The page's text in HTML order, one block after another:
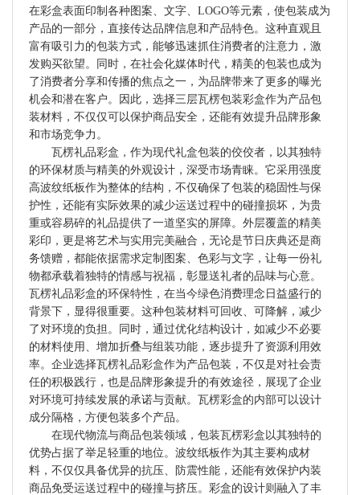
在彩盒表面印制各种图案、文字、LOGO等元素，使包装成为
产品的一部分，直接传达品牌信息和产品特色。这种直观且
富有吸引力的包装方式，能够迅速抓住消费者的注意力，激
发购买欲望。同时，在社会化媒体时代，精美的包装也成为
了消费者分享和传播的焦点之一，为品牌带来了更多的曝光
机会和潜在客户。因此，选择三层瓦楞包装彩盒作为产品包
装材料，不仅仅可以保护商品安全，还能有效提升品牌形象
和市场竞争力。
瓦楞礼品彩盒，作为现代礼盒包装的佼佼者，以其独特
的环保材质与精美的外观设计，深受市场青睐。它采用强度
高波纹纸板作为整体的结构，不仅确保了包装的稳固性与保
护性，还能有实际效果的减少运送过程中的碰撞损坏，为贵
重或容易碎的礼品提供了一道坚实的屏障。外层覆盖的精美
彩印，更是将艺术与实用完美融合，无论是节日庆典还是商
务馈赠，都能依据需求定制图案、色彩与文字，让每一份礼
物都承载着独特的情感与祝福，彰显送礼者的品味与心意。
瓦楞礼品彩盒的环保特性，在当今绿色消费理念日益盛行的
背景下，显得很重要。这种包装材料可回收、可降解，减少
了对环境的负担。同时，通过优化结构设计，如减少不必要
的材料使用、增加折叠与组装功能，逐步提升了资源利用效
率。企业选择瓦楞礼品彩盒作为产品包装，不仅是对社会责
任的积极践行，也是品牌形象提升的有效途径，展现了企业
对环境可持续发展的承诺与贡献。瓦楞彩盒的内部可以设计
成分隔格，方便包装多个产品。
在现代物流与商品包装领域，包装瓦楞彩盒以其独特的
优势占据了举足轻重的地位。波纹纸板作为其主要构成材
料，不仅仅具备优异的抗压、防震性能，还能有效保护内装
商品免受运送过程中的碰撞与挤压。彩盒的设计则融入了丰